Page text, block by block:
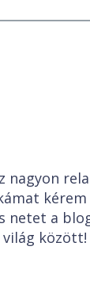
nagyon
netet a
között!